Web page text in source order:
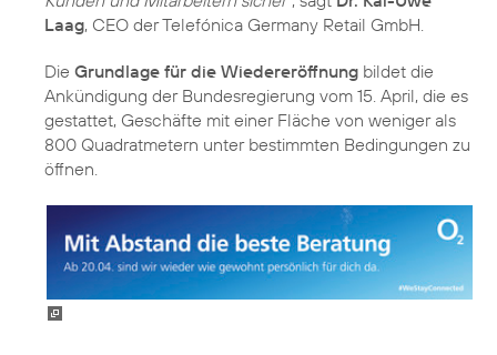
Laag, CEO der Telefónica Germany Retail GmbH.
Die Grundlage für die Wiedereröffnung bildet die
Ankündigung der Bundesregierung vom 15. April, die es
gestattet, Geschäfte mit einer Fläche von weniger als
800 Quadratmetern unter bestimmten Bedingungen zu
öffnen.